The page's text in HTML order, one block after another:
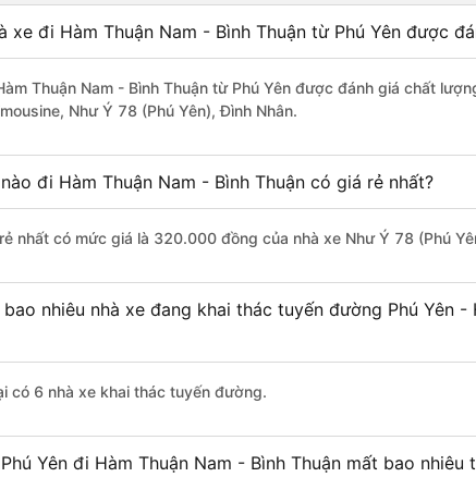
xe đi Hàm Thuận Nam - Bình Thuận từ Phú Yên được
Thuận Nam - Bình Thuận từ Phú Yên được đánh giá chất
Như Ý 78 (Phú Yên), Đình Nhân.
đi Hàm Thuận Nam - Bình Thuận có giá rẻ nhất?
nhất có mức giá là 320.000 đồng của nhà xe Như Ý 78 (Phú
nhiêu nhà xe đang khai thác tuyến đường Phú Yên -
có 6 nhà xe khai thác tuyến đường.
Yên đi Hàm Thuận Nam - Bình Thuận mất bao nhiêu